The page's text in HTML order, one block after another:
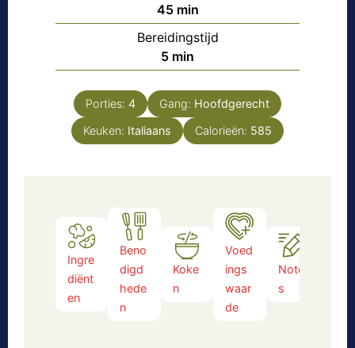
45m
i
n
u
e
n
min
Bereidingstijd
5m
i
n
u
t
min
Porties: 4 Gang: Hoofdgerecht
Keuken: Italiaans Calorieën: 585
Ingre
diënt
en
Beno
digd
hede
n
Koke
n
Voed
ings
waar
de
Note
s